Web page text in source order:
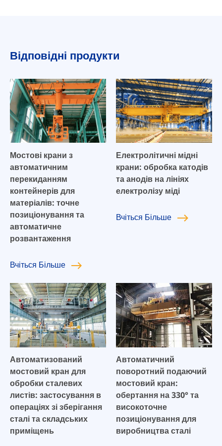
Відповідні продукти
Мостові крани з
автоматичним
перекиданням
контейнерів для
матеріалів: точне
позиціонування та
автоматичне
розвантаження
Вчіться Більше
Електролітичні мідні
крани: обробка катодів
та анодів на лініях
електролізу міді
Вчіться Більше
Автоматизований
мостовий кран для
обробки сталевих
листів: застосування в
операціях зі зберігання
сталі та складських
приміщень
Автоматичний
поворотний подаючий
мостовий кран:
обертання на 330° та
високоточне
позиціонування для
виробництва сталі